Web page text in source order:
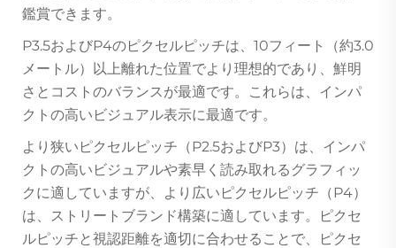
鑑賞できます。
P3.5およびP4のピクセルピッチは、10フィート（約3.0
メートル）以上離れた位置でより理想的であり、鮮明
さとコストのバランスが最適です。これらは、インパ
クトの高いビジュアル表示に最適です。
より狭いピクセルピッチ（P2.5およびP3）は、インパ
クトの高いビジュアルや素早く読み取れるグラフィッ
クに適していますが、より広いピクセルピッチ（P4）
は、ストリートブランド構築に適しています。ピクセ
ルピッチと視認距離を適切に合わせることで、ピクセ